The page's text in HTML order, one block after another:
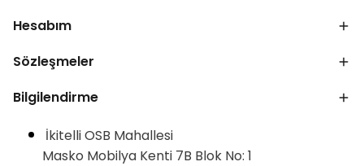
Hesabım
Sözleşmeler
Bilgilendirme
İkitelli OSB Mahallesi
Masko Mobilya Kenti 7B Blok No: 1